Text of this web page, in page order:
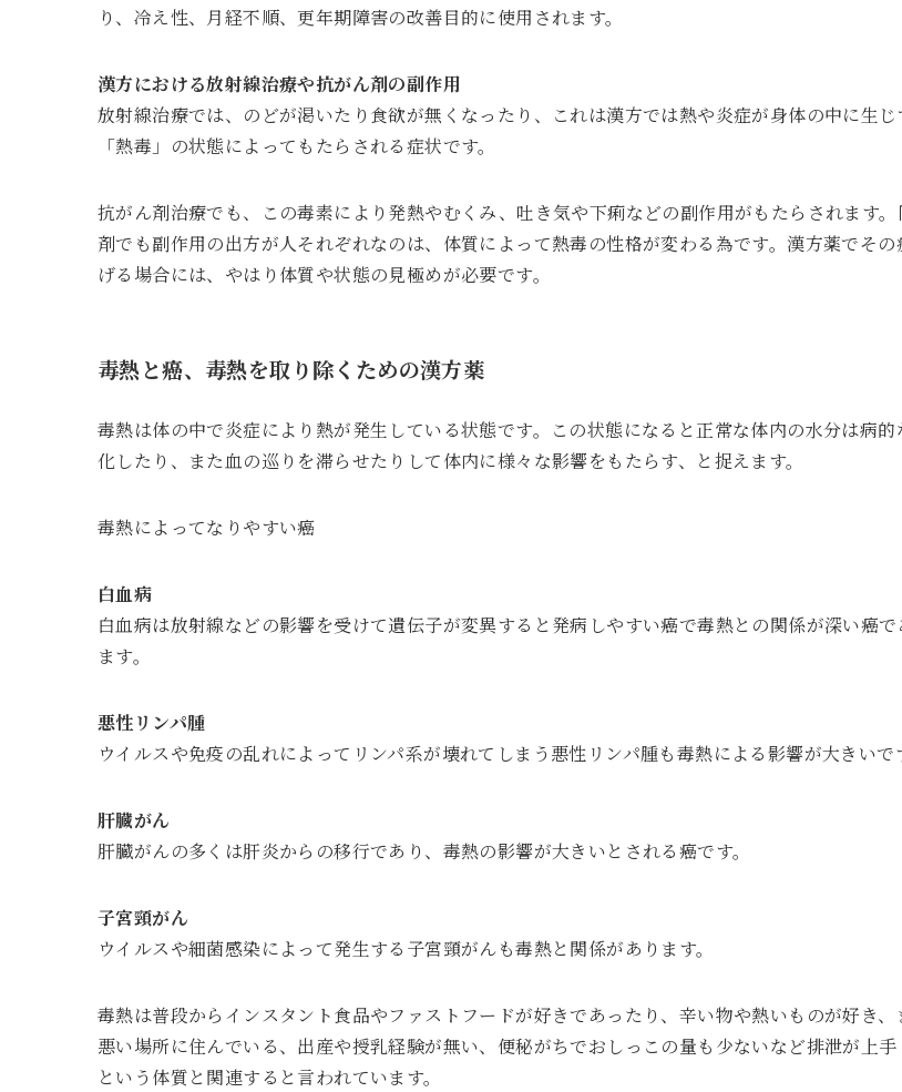
り、冷え性、月経不順、更年期障害の改善目的に使用されます。
漢方における放射線治療や抗がん剤の副作用
放射線治療では、のどが渇いたり食欲が無くなったり、これは漢方では熱や炎症が身体の中に生
「熱毒」の状態によってもたらされる症状です。
抗がん剤治療でも、この毒素により発熱やむくみ、吐き気や下痢などの副作用がもたらされます
剤でも副作用の出方が人それぞれなのは、体質によって熱毒の性格が変わる為です。漢方薬でその
げる場合には、やはり体質や状態の見極めが必要です。
毒熱と癌、毒熱を取り除くための漢方薬
毒熱は体の中で炎症により熱が発生している状態です。この状態になると正常な体内の水分は病的
化したり、また血の巡りを滞らせたりして体内に様々な影響をもたらす、と捉えます。
毒熱によってなりやすい癌
白血病
白血病は放射線などの影響を受けて遺伝子が変異すると発病しやすい癌で毒熱との関係が深い癌で
ます。
悪性リンパ腫
ウイルスや免疫の乱れによってリンパ系が壊れてしまう悪性リンパ腫も毒熱による影響が大きいで
肝臓がん
肝臓がんの多くは肝炎からの移行であり、毒熱の影響が大きいとされる癌です。
子宮頸がん
ウイルスや細菌感染によって発生する子宮頸がんも毒熱と関係があります。
毒熱は普段からインスタント食品やファストフードが好きであったり、辛い物や熱いものが好き、
悪い場所に住んでいる、出産や授乳経験が無い、便秘がちでおしっこの量も少ないなど排泄が上手
という体質と関連すると言われています。